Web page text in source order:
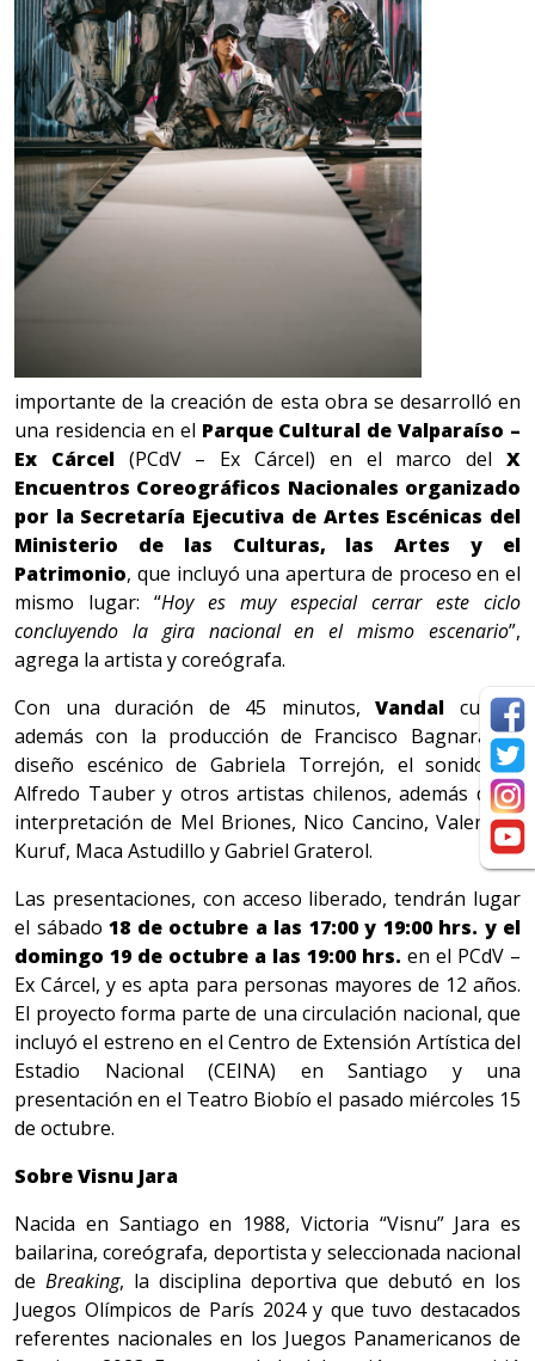
importante de la creación de esta obra se desarrolló en
una residencia en el Parque Cultural de Valparaíso –
Ex Cárcel(PCdV – Ex Cárcel) en el marco delX
Encuentros Coreográficos Nacionales organizado
por la Secretaría Ejecutiva de Artes Escénicas del
Ministerio de las Culturas, las Artes y el
Patrimonio, que incluyó una apertura de proceso en el
mismo lugar: “Hoy es muy especial cerrar este ciclo
concluyendo la gira nacional en el mismo escenario”,
agrega la artista y coreógrafa.
Con una duración de 45 minutos,Vandal cuenta
además con la producción de Francisco Bagnara, el
diseño escénico de Gabriela Torrejón, el sonido de
Alfredo Tauber y otros artistas chilenos, además de la
interpretación de Mel Briones, Nico Cancino, Valentina
Kuruf, Maca Astudillo y Gabriel Graterol.
Las presentaciones, con acceso liberado, tendrán lugar
el sábado 18 de octubre a las 17:00 y 19:00 hrs. y el
domingo 19 de octubre a las 19:00 hrs. en el PCdV –
Ex Cárcel, y es apta para personas mayores de 12 años.
El proyecto forma parte de una circulación nacional, que
incluyó el estreno en el Centro de Extensión Artística del
Estadio Nacional (CEINA) en Santiago y una
presentación en el Teatro Biobío el pasado miércoles 15
de octubre.
Sobre Visnu Jara
Nacida en Santiago en 1988, Victoria “Visnu” Jara es
bailarina, coreógrafa, deportista y seleccionada nacional
de Breaking, la disciplina deportiva que debutó en los
Juegos Olímpicos de París 2024 y que tuvo destacados
referentes nacionales en los Juegos Panamericanos de